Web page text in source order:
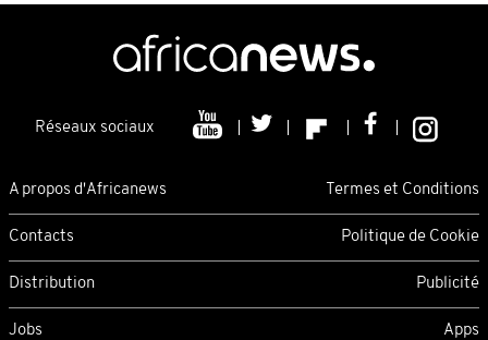
Réseaux sociaux
A propos d'Africanews Termes et Conditions
Contacts Politique de Cookie
Distribution Publicité
Jobs Apps